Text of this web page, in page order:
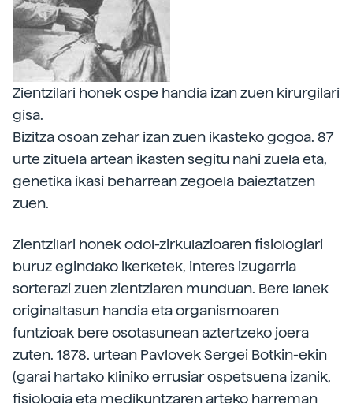
Zientzilari honek ospe handia izan zuen kirurgilari
gisa.
Bizitza osoan zehar izan zuen ikasteko gogoa. 87
urte zituela artean ikasten segitu nahi zuela eta,
genetika ikasi beharrean zegoela baieztatzen
zuen.
Zientzilari honek odol-zirkulazioaren fisiologiari
buruz egindako ikerketek, interes izugarria
sorterazi zuen zientziaren munduan. Bere lanek
originaltasun handia eta organismoaren
funtzioak bere osotasunean aztertzeko joera
zuten. 1878. urtean Pavlovek Sergei Botkin-ekin
(garai hartako kliniko errusiar ospetsuena izanik,
fisiologia eta medikuntzaren arteko harreman